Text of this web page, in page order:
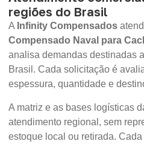
regiões do Brasil
A Infinity Compensados
Compensado Naval para
analisa demandas destinadas
Brasil. Cada solicitação é
espessura, quantidade e
A matriz e as bases logísticas
atendimento regional, sem
estoque local ou retirada.